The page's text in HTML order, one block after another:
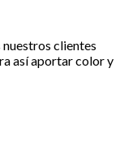
clientes
así aportar color y